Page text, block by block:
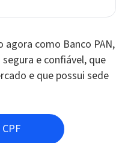
agora como Banco PAN,
e confiável, que
e que possui sede